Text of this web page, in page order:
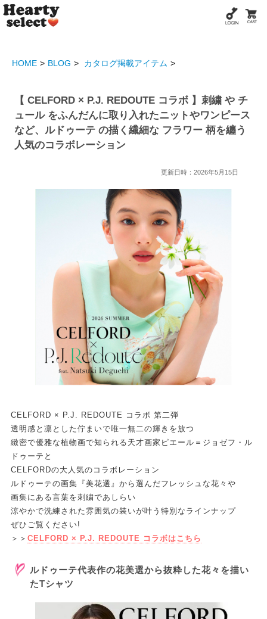
HOME BLOG カタログ掲載アイテム
【 CELFORD × P.J. REDOUTE コラボ 】刺繍 や チ
ュール をふんだんに取り入れたニットやワンピース
など、ルドゥーテ の描く繊細な フラワー 柄を纏う
人気のコラボレーション
更新日時：2026年5月15日
CELFORD × P.J. REDOUTE コラボ 第二弾
透明感と凛とした佇まいで唯一無二の輝きを放つ
緻密で優雅な植物画で知られる天才画家ピエール＝ジョゼフ・ル
ドゥーテと
CELFORDの大人気のコラボレーション
ルドゥーテの画集『美花選』から選んだフレッシュな花々や
画集にある言葉を刺繍であしらい
涼やかで洗練された雰囲気の装いが叶う特別なラインナップ
ぜひご覧ください!
＞＞ CELFORD × P.J. REDOUTE コラボはこちら
ルドゥーテ代表作の花美選から抜粋した花々を描い
たTシャツ